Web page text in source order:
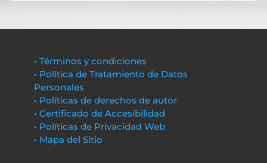
• Términos y condiciones
• Política de Tratamiento de Datos
Personales
• Políticas de derechos de autor
• Certificado de Accesibilidad
• Políticas de Privacidad Web
• Mapa del Sitio